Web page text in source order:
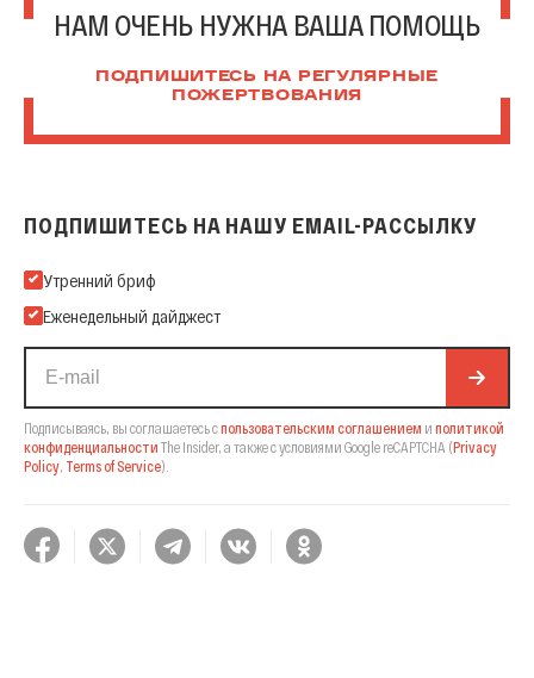
НАМ ОЧЕНЬ НУЖНА ВАША ПОМОЩЬ
ПОДПИШИТЕСЬ НА РЕГУЛЯРНЫЕ
ПОЖЕРТВОВАНИЯ
ПОДПИШИТЕСЬ НА НАШУ EMAIL-РАССЫЛКУ
Подпишитесь на нашу Email-рассылку
Утренний бриф
Еженедельный дайджест
Подписываясь, вы соглашаетесь спользовательским соглашением и политикой
конфиденциальности The Insider, а также с условиями Google reCAPTCHA (Privacy
Policy Terms of Service).